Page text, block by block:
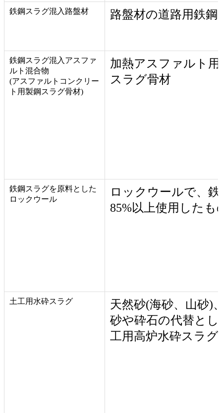
鉄鋼スラグ混入路盤材 路盤材の道路用鉄鋼
鉄鋼スラグ混入アスファ
ルト混合物
(アスファルトコンクリー
ト用製鋼スラグ骨材)
加熱アスファルト
スラグ骨材
鉄鋼スラグを原料とした
ロックウール
ロックウールで、
85%以上使用したも
土工用水砕スラグ
天然砂(海砂、山砂)
砂や砕石の代替と
工用高炉水砕スラグ